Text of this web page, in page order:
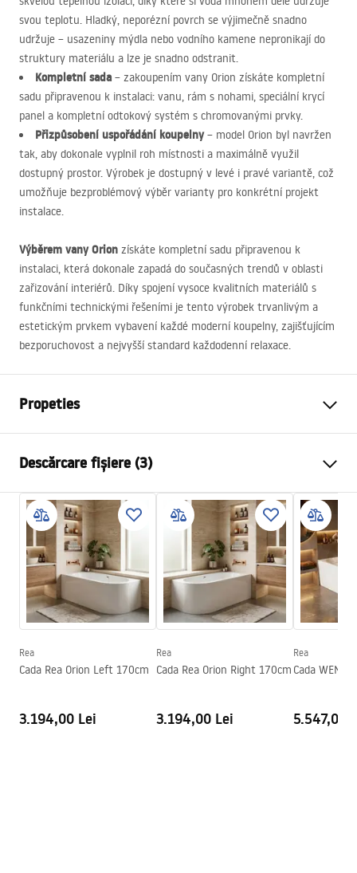
svou teplotu. Hladký, neporézní povrch se výjimečně snadno
udržuje – usazeniny mýdla nebo vodního kamene nepronikají do
struktury materiálu a lze je snadno odstranit.
Kompletní sada – zakoupením vany Orion získáte kompletní
sadu připravenou k instalaci: vanu, rám s nohami, speciální krycí
panel a kompletní odtokový systém s chromovanými prvky.
Přizpůsobení uspořádání koupelny– model Orion byl navržen
tak, aby dokonale vyplnil roh místnosti a maximálně využil
dostupný prostor. Výrobek je dostupný v levé i pravé variantě, což
umožňuje bezproblémový výběr varianty pro konkrétní projekt
instalace.
Výběrem vany Orion získáte kompletní sadu připravenou k
instalaci, která dokonale zapadá do současných trendů v oblasti
zařizování interiérů. Díky spojení vysoce kvalitních materiálů s
funkčními technickými řešeními je tento výrobek trvanlivým a
estetickým prvkem vybavení každé moderní koupelny, zajišťujícím
bezporuchovost a nejvyšší standard každodenní relaxace.
Propeties
Culoare
Material
Acrilic
Lungime
1495
mm
Latime
750mm
Inalime
560mm
Parte de montaj
Stânga
Dop și sifon incluse
Da
Garantie
Descărcare fișiere (3)
Informații de siguranță
WARUNKI_BEZPIECZENSTWA_WANNY.pdf
Condiții de garanție
Warranty_Terms_and_Conditions_Bathtubs.pdf
Instrucțiuni de asamblare
Rea
Cada Rea Orion Left 170cm
3.194,00 Lei
Rea
Cada Rea Orion Right 170cm
3.194,00 Lei
Rea
Cada
5.547,00